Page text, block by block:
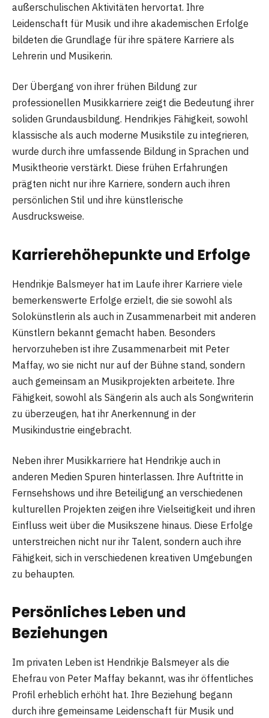
außerschulischen Aktivitäten hervortat. Ihre
Leidenschaft für Musik und ihre akademischen Erfolge
bildeten die Grundlage für ihre spätere Karriere als
Lehrerin und Musikerin.
Der Übergang von ihrer frühen Bildung zur
professionellen Musikkarriere zeigt die Bedeutung ihrer
soliden Grundausbildung. Hendrikjes Fähigkeit, sowohl
klassische als auch moderne Musikstile zu integrieren,
wurde durch ihre umfassende Bildung in Sprachen und
Musiktheorie verstärkt. Diese frühen Erfahrungen
prägten nicht nur ihre Karriere, sondern auch ihren
persönlichen Stil und ihre künstlerische
Ausdrucksweise.
Karrierehöhepunkte und Erfolge
Hendrikje Balsmeyer hat im Laufe ihrer Karriere viele
bemerkenswerte Erfolge erzielt, die sie sowohl als
Solokünstlerin als auch in Zusammenarbeit mit anderen
Künstlern bekannt gemacht haben. Besonders
hervorzuheben ist ihre Zusammenarbeit mit Peter
Maffay, wo sie nicht nur auf der Bühne stand, sondern
auch gemeinsam an Musikprojekten arbeitete. Ihre
Fähigkeit, sowohl als Sängerin als auch als Songwriterin
zu überzeugen, hat ihr Anerkennung in der
Musikindustrie eingebracht.
Neben ihrer Musikkarriere hat Hendrikje auch in
anderen Medien Spuren hinterlassen. Ihre Auftritte in
Fernsehshows und ihre Beteiligung an verschiedenen
kulturellen Projekten zeigen ihre Vielseitigkeit und ihren
Einfluss weit über die Musikszene hinaus. Diese Erfolge
unterstreichen nicht nur ihr Talent, sondern auch ihre
Fähigkeit, sich in verschiedenen kreativen Umgebungen
zu behaupten.
Persönliches Leben und
Beziehungen
Im privaten Leben ist Hendrikje Balsmeyer als die
Ehefrau von Peter Maffay bekannt, was ihr öffentliches
Profil erheblich erhöht hat. Ihre Beziehung begann
durch ihre gemeinsame Leidenschaft für Musik und